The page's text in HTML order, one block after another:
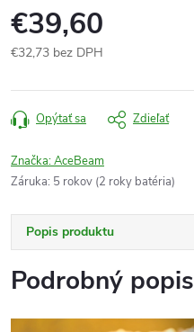
€39,60
€32,73 bez DPH
cena:
Opýtať sa Zdieľať
Značka:AceBeam
Záruka: 5 rokov (2 roky batéria)
Popis produktu
Podrobný popis